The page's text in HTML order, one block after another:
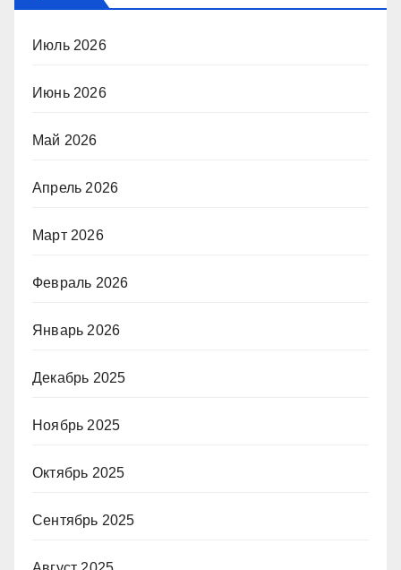
Июль 2026
Июнь 2026
Май 2026
Апрель 2026
Март 2026
Февраль 2026
Январь 2026
Декабрь 2025
Ноябрь 2025
Октябрь 2025
Сентябрь 2025